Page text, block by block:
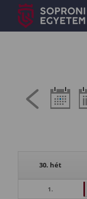
30. hét
1.